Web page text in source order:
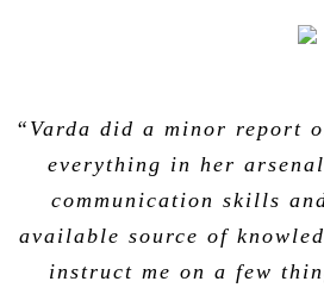
“Varda did a minor report
everything in her
communication skills
available source of
instruct me on a few